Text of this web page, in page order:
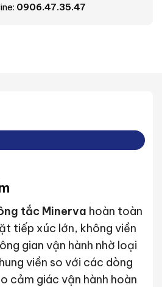
0906.47.35.47
tắc Minerva hoàn toàn
tiếp xúc lớn, không viền
gian vận hành nhờ loại
viền so với các dòng
cảm giác vận hành hoàn